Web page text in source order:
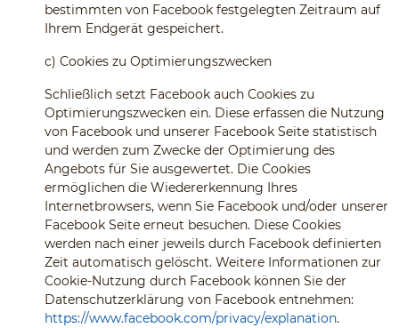
bestimmten von Facebook festgelegten Zeitraum auf
Ihrem Endgerät gespeichert.
c) Cookies zu Optimierungszwecken
Schließlich setzt Facebook auch Cookies zu
Optimierungszwecken ein. Diese erfassen die Nutzung
von Facebook und unserer Facebook Seite statistisch
und werden zum Zwecke der Optimierung des
Angebots für Sie ausgewertet. Die Cookies
ermöglichen die Wiedererkennung Ihres
Internetbrowsers, wenn Sie Facebook und/oder unserer
Facebook Seite erneut besuchen. Diese Cookies
werden nach einer jeweils durch Facebook definierten
Zeit automatisch gelöscht. Weitere Informationen zur
Cookie-Nutzung durch Facebook können Sie der
Datenschutzerklärung von Facebook entnehmen:
https://www.facebook.com/privacy/explanation.